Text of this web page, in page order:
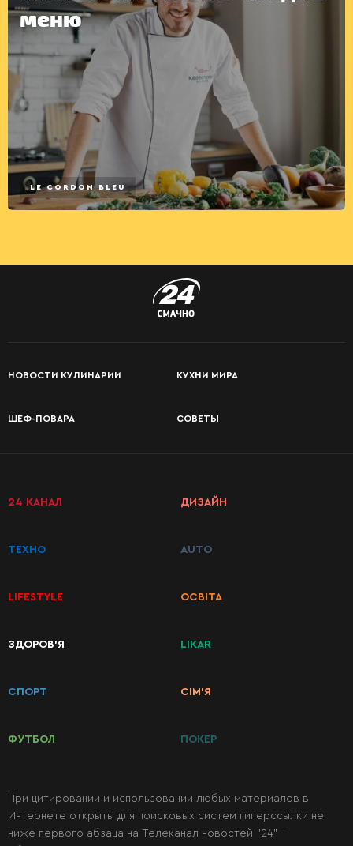
меню
LE CORDON BLEU
НОВОСТИ КУЛИНАРИИ КУХНИ МИРА
ШЕФ-ПОВАРА СОВЕТЫ
24 КАНАЛ
ТЕХНО
LIFESTYLE
ЗДОРОВ’Я
СПОРТ
ФУТБОЛ
ДИЗАЙН
AUTO
ОСВІТА
LIKAR
СІМ’Я
ПОКЕР
При цитировании и использовании любых материалов в
Интернете открыты для поисковых систем гиперссылки не
ниже первого абзаца на Телеканал новостей "24" -